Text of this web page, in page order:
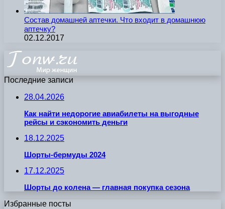
Состав домашней аптечки. Что входит в домашнюю
аптечку?
02.12.2017
Последние записи
28.04.2026
Как найти недорогие авиабилеты на выгодные
рейсы и сэкономить деньги
18.12.2025
Шорты-бермуды 2024
17.12.2025
Шорты до колена — главная покупка сезона
Избранные посты